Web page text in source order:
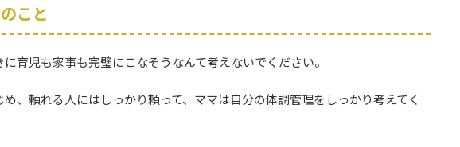
こと
育児も家事も完璧にこなそうなんて考えないでください。
め、頼れる人にはしっかり頼って、ママは自分の体調管理をしっかり考えてく